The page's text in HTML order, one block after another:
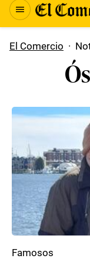
El Comercio ·
Famosos